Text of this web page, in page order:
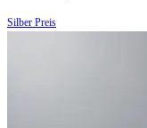
Silber Preis